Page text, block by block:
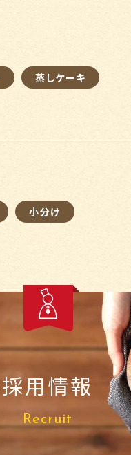
蒸しケーキ
小分け
採用情報
Recruit